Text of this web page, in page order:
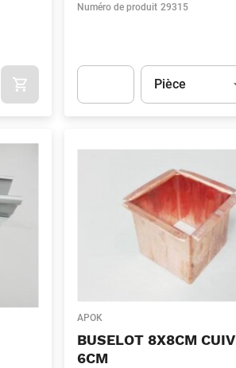
Numéro de produit 29315
Unité
Pièce
APOK
BUSELOT 8X8CM
6CM